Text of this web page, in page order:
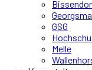
GSG
Melle